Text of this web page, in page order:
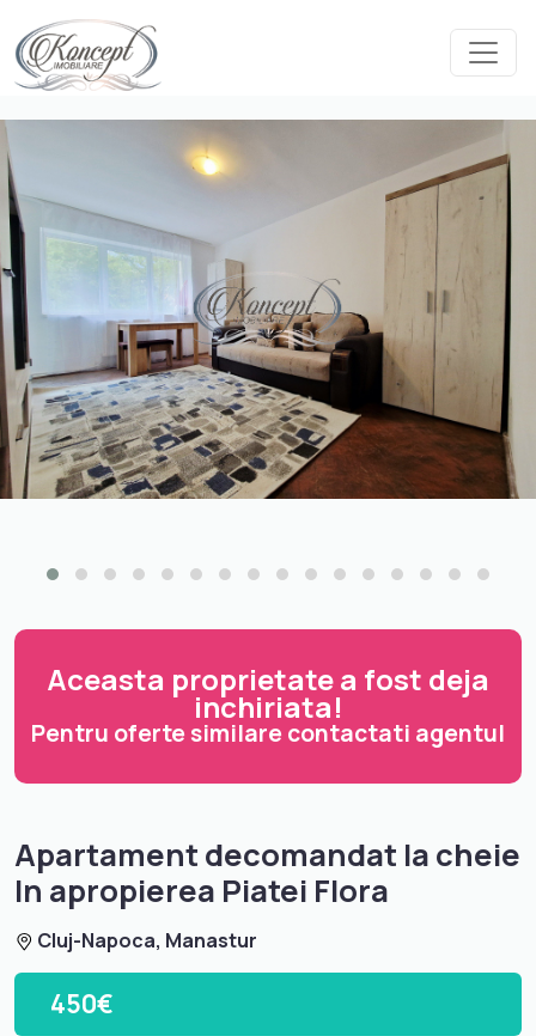
Aceasta proprietate a fost deja
inchiriata!
Pentru oferte similare contactati agentul
Apartament decomandat la cheie
ln apropierea Piatei Flora
Cluj-Napoca, Manastur
450€